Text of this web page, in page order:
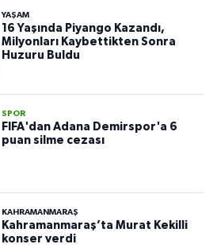
YAŞAM
16 Yaşında Piyango Kazandı,
Milyonları Kaybettikten Sonra
Huzuru Buldu
SPOR
FIFA'dan Adana Demirspor'a 6
puan silme cezası
KAHRAMANMARAŞ
Kahramanmaraş’ta Murat Kekilli
konser verdi